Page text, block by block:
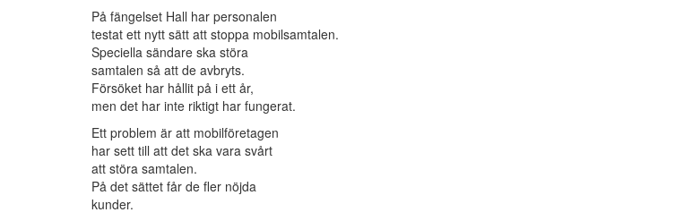
På fängelset Hall har personalen
testat ett nytt sätt att stoppa mobilsamtalen.
Speciella sändare ska störa
samtalen så att de avbryts.
Försöket har hållit på i ett år,
men det har inte riktigt har fungerat.
Ett problem är att mobilföretagen
har sett till att det ska vara svårt
att störa samtalen.
På det sättet får de fler nöjda
kunder.